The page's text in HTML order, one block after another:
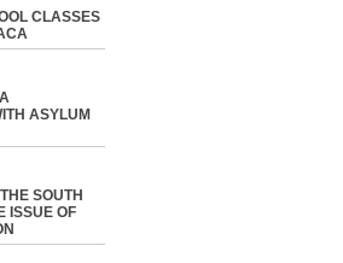
CLASSES
ASYLUM
SOUTH
ISSUE OF